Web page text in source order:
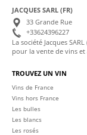
JACQUES SARL (FR)
33 Grande Rue
+33624396227
pour la vente de vins
TROUVEZ UN VIN
Vins de France
Vins hors France
Les bulles
Les blancs
Les rosés